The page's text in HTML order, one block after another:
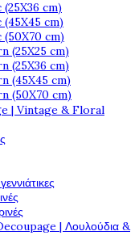
cm)
cm)
cm)
(25X25 cm)
(25X36 cm)
(45X45 cm)
(50X70 cm)
| Vintage & Floral
| Λουλούδια &